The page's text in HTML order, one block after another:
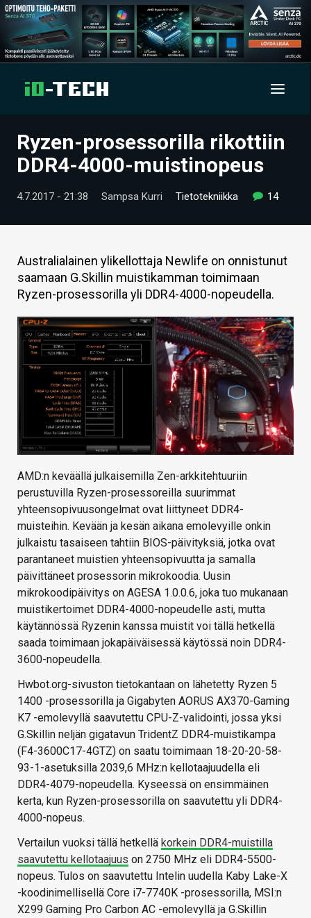
UUTISET
HINTA.FI
KAUPPA
VAIHDA TEEMA
HAKU
Ryzen-prosessorilla rikottiin
DDR4-4000-muistinopeus
4.7.2017 - 21:38 Sampsa Kurri Tietotekniikka 14
Australialainen ylikellottaja Newlife on onnistunut
saamaan G.Skillin muistikamman toimimaan
Ryzen-prosessorilla yli DDR4-4000-nopeudella.
AMD:n keväällä julkaisemilla Zen-arkkitehtuuriin
perustuvilla Ryzen-prosessoreilla suurimmat
yhteensopivuusongelmat ovat liittyneet DDR4-
muisteihin. Kevään ja kesän aikana emolevyille onkin
julkaistu tasaiseen tahtiin BIOS-päivityksiä, jotka ovat
parantaneet muistien yhteensopivuutta ja samalla
päivittäneet prosessorin mikrokoodia. Uusin
mikrokoodipäivitys on AGESA 1.0.0.6, joka tuo mukanaan
muistikertoimet DDR4-4000-nopeudelle asti, mutta
käytännössä Ryzenin kanssa muistit voi tällä hetkellä
saada toimimaan jokapäiväisessä käytössä noin DDR4-
3600-nopeudella.
Hwbot.org-sivuston tietokantaan on lähetetty Ryzen 5
1400 -prosessorilla ja Gigabyten AORUS AX370-Gaming
K7 -emolevyllä saavutettu CPU-Z-validointi, jossa yksi
G.Skillin neljän gigatavun TridentZ DDR4-muistikampa
(F4-3600C17-4GTZ) on saatu toimimaan 18-20-20-58-
93-1-asetuksilla 2039,6 MHz:n kellotaajuudella eli
DDR4-4079-nopeudella. Kyseessä on ensimmäinen
kerta, kun Ryzen-prosessorilla on saavutettu yli DDR4-
4000-nopeus.
Vertailun vuoksi tällä hetkellä korkein DDR4-muistilla
saavutettu kellotaajuus on 2750 MHz eli DDR4-5500-
nopeus. Tulos on saavutettu Intelin uudella Kaby Lake-X
-koodinimellisellä Core i7-7740K -prosessorilla, MSI:n
X299 Gaming Pro Carbon AC -emolevyllä ja G.Skillin